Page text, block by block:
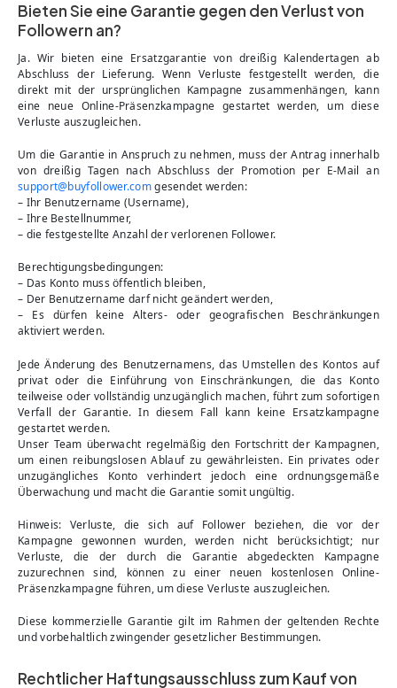
Bieten Sie eine Garantie gegen den Verlust von
Followern an?
Ja. Wir bieten eine Ersatzgarantie von dreißig Kalendertagen ab
Abschluss der Lieferung. Wenn Verluste festgestellt werden, die
direkt mit der ursprünglichen Kampagne zusammenhängen, kann
eine neue Online-Präsenzkampagne gestartet werden, um diese
Verluste auszugleichen.
Um die Garantie in Anspruch zu nehmen, muss der Antrag innerhalb
von dreißig Tagen nach Abschluss der Promotion per E-Mail an
support@buyfollower.comgesendet werden:
– Ihr Benutzername (Username),
– Ihre Bestellnummer,
– die festgestellte Anzahl der verlorenen Follower.
Berechtigungsbedingungen:
– Das Konto muss öffentlich bleiben,
– Der Benutzername darf nicht geändert werden,
– Es dürfen keine Alters- oder geografischen Beschränkungen
aktiviert werden.
Jede Änderung des Benutzernamens, das Umstellen des Kontos auf
privat oder die Einführung von Einschränkungen, die das Konto
teilweise oder vollständig unzugänglich machen, führt zum sofortigen
Verfall der Garantie. In diesem Fall kann keine Ersatzkampagne
gestartet werden.
Unser Team überwacht regelmäßig den Fortschritt der Kampagnen,
um einen reibungslosen Ablauf zu gewährleisten. Ein privates oder
unzugängliches Konto verhindert jedoch eine ordnungsgemäße
Überwachung und macht die Garantie somit ungültig.
Hinweis: Verluste, die sich auf Follower beziehen, die vor der
Kampagne gewonnen wurden, werden nicht berücksichtigt; nur
Verluste, die der durch die Garantie abgedeckten Kampagne
zuzurechnen sind, können zu einer neuen kostenlosen Online-
Präsenzkampagne führen, um diese Verluste auszugleichen.
Diese kommerzielle Garantie gilt im Rahmen der geltenden Rechte
und vorbehaltlich zwingender gesetzlicher Bestimmungen.
Rechtlicher Haftungsausschluss zum Kauf von